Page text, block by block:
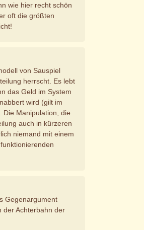
wie hier recht schön
oft die größten
von Sauspiel
herrscht. Es lebt
das Geld im System
wird (gilt im
Die Manipulation, die
auch in kürzeren
niemand mit einem
Gegenargument
der Achterbahn der